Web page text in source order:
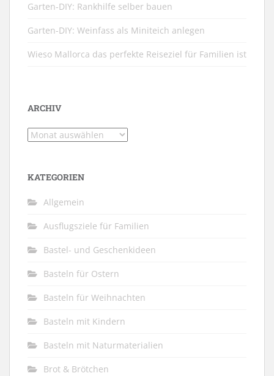
Garten-DIY: Rankhilfe selber bauen
Garten-DIY: Weinfass als Miniteich anlegen
Wieso Mallorca das perfekte Reiseziel für Familien ist
ARCHIV
Archiv
KATEGORIEN
Allgemein
Ausflugsziele für Familien
Bastel- und Geschenkideen
Basteln für Ostern
Basteln für Weihnachten
Basteln mit Kindern
Basteln mit Naturmaterialien
Brot & Brötchen